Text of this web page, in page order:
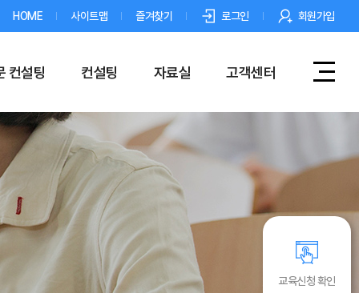
HOME 사이트맵 즐겨찾기 로그인 회원가입
컨설팅 컨설팅 자료실 고객센터
교육신청 확인